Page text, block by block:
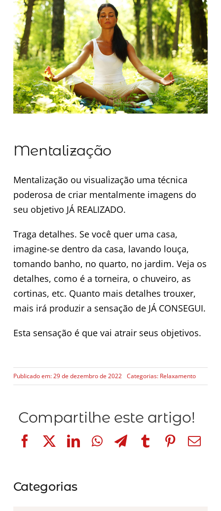
Minha Conta
AGENDAMENTO
Mentalização
Mentalização ou visualização uma técnica
poderosa de criar mentalmente imagens do
seu objetivo JÁ REALIZADO.
Traga detalhes. Se você quer uma casa,
imagine-se dentro da casa, lavando louça,
tomando banho, no quarto, no jardim. Veja os
detalhes, como é a torneira, o chuveiro, as
cortinas, etc. Quanto mais detalhes trouxer,
mais irá produzir a sensação de JÁ CONSEGUI.
Esta sensação é que vai atrair seus objetivos.
Publicado em: 29 de dezembro de 2022 Categorias: Relaxamento
Compartilhe este artigo!
Categorias